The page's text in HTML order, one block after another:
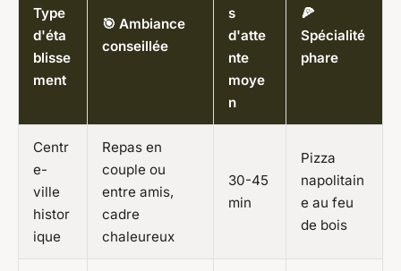
Type
d'éta
blisse
ment
🎯 Ambiance
conseillée
s
d'atte
nte
moye
n
🍕
Spécialité
phare
Centr
e-
ville
histor
ique
Repas en
couple ou
entre amis,
cadre
chaleureux
30-45
min
Pizza
napolitain
e au feu
de bois